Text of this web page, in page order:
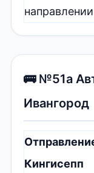
направлении
🚌 №51а
Ивангород
Кингисепп